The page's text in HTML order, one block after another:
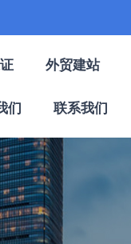
外贸建站
们 联系我们